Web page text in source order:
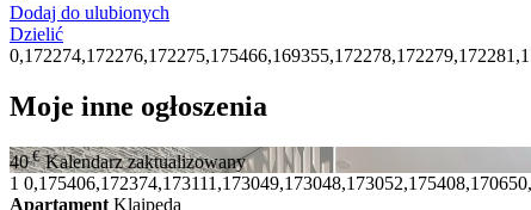
Dodaj do ulubionych
Dzielić
Moje inne ogłoszenia
40€ Kalendarz zaktualizowany
1
Apartament Klaipeda